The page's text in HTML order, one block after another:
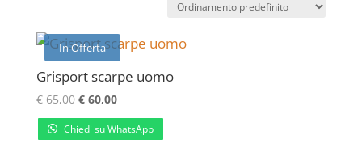
In Offerta
Grisport scarpe uomo
€65,00 Il
prezzo
originale
€60,00Il
prezzo
attuale
Chiedi su WhatsApp